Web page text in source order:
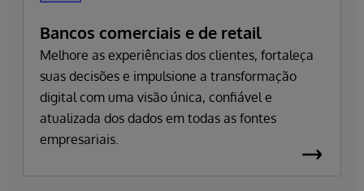
Bancos comerciais e de retail
Melhore as experiências dos clientes, fortaleça
suas decisões e impulsione a transformação
digital com uma visão única, confiável e
atualizada dos dados em todas as fontes
empresariais.